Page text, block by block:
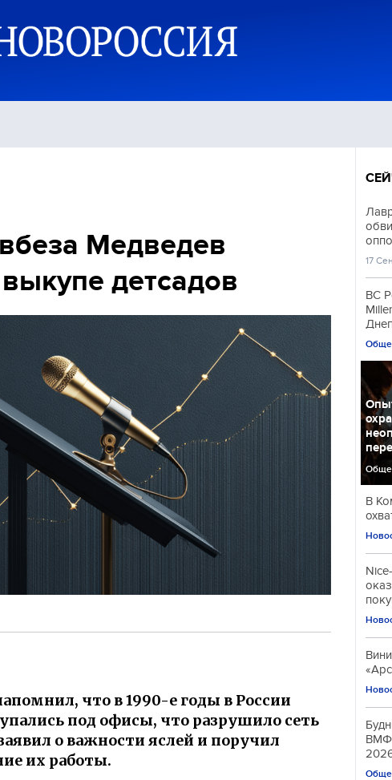
Происшествия
Медведев
детсадов
что в 1990-е годы в России
под офисы, что разрушило сеть
о важности яслей и поручил
их работы.
17
ВС
В
ВМФ